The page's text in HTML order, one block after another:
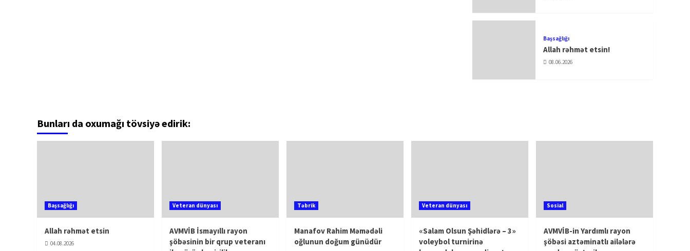
Başsağlığı
Allah rəhmət etsin!
08.06.2026
Bunları da oxumağı tövsiyə edirik:
Başsağlığı
Allah rəhmət etsin
04.08.2026
Veteran dünyası
AVMVİB İsmayıllı rayon
şöbəsinin bir qrup veteranı
Təbrik
Manafov Rahim Məmədəli
oğlunun doğum günüdür
Veteran dünyası
«Salam Olsun Şəhidlərə – 3»
voleybol turnirinə
Sosial
AVMVİB-in Yardımlı rayon
şöbəsi aztəminatlı ailələrə